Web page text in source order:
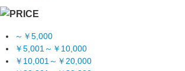
～￥5,000
￥5,001～￥10,000
￥10,001～￥20,000